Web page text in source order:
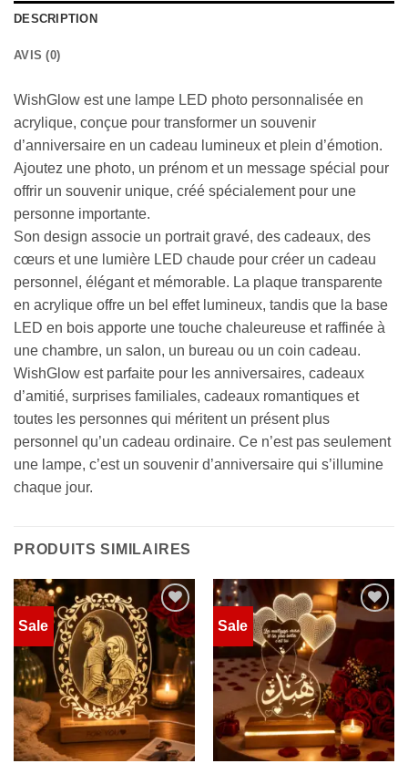
DESCRIPTION
AVIS (0)
WishGlow est une lampe LED photo personnalisée en
acrylique, conçue pour transformer un souvenir
d’anniversaire en un cadeau lumineux et plein d’émotion.
Ajoutez une photo, un prénom et un message spécial pour
offrir un souvenir unique, créé spécialement pour une
personne importante.
Son design associe un portrait gravé, des cadeaux, des
cœurs et une lumière LED chaude pour créer un cadeau
personnel, élégant et mémorable. La plaque transparente
en acrylique offre un bel effet lumineux, tandis que la base
LED en bois apporte une touche chaleureuse et raffinée à
une chambre, un salon, un bureau ou un coin cadeau.
WishGlow est parfaite pour les anniversaires, cadeaux
d’amitié, surprises familiales, cadeaux romantiques et
toutes les personnes qui méritent un présent plus
personnel qu’un cadeau ordinaire. Ce n’est pas seulement
une lampe, c’est un souvenir d’anniversaire qui s’illumine
chaque jour.
PRODUITS SIMILAIRES
Sale
Add to
wishlist
Sale
Add to
wishlist